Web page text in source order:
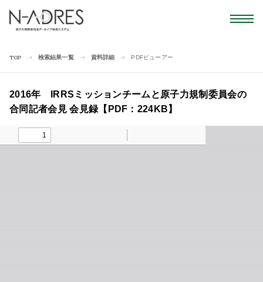
TOP 検索結果一覧 資料詳細 PDFビューアー
2016年 IRRSミッションチームと原子力規制委員会の
合同記者会見 会見録【PDF：224KB】